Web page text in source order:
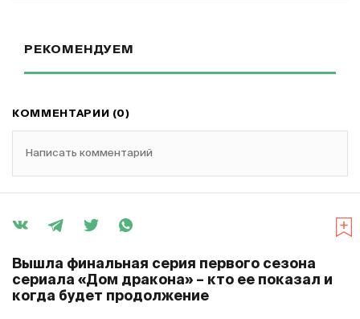
РЕКОМЕНДУЕМ
КОММЕНТАРИИ (0)
Написать комментарий
Вышла финальная серия первого сезона
сериала «Дом дракона» – кто ее показал и
когда будет продолжение